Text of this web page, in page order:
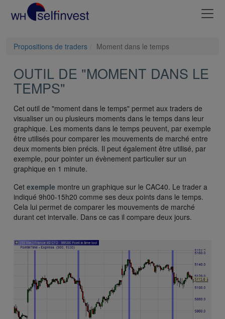
Propositions de traders Moment dans le temps
OUTIL DE "MOMENT DANS LE
TEMPS"
Cet outil de "moment dans le temps" permet aux traders de
visualiser un ou plusieurs moments dans le temps dans leur
graphique. Les moments dans le temps peuvent, par exemple
être utilisés pour comparer les mouvements de marché entre
deux moments bien précis. Il peut également être utilisé, par
exemple, pour pointer un évènement particulier sur un
graphique en 1 minute.
Cet exemple montre un graphique sur le CAC40. Le trader a
indiqué 9h00-15h20 comme ses deux points dans le temps.
Cela lui permet de comparer les mouvements de marché
durant cet intervalle. Dans ce cas il compare deux jours.